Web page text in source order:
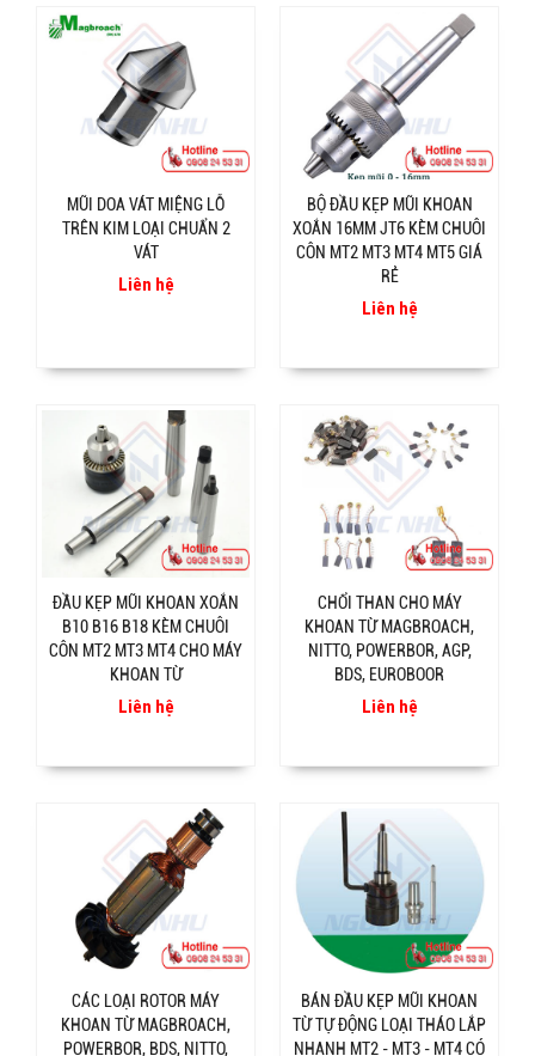
MŨI DOA VÁT MIỆNG LỖ
TRÊN KIM LOẠI CHUẨN 2
VÁT
Liên hệ
BỘ ĐẦU KẸP MŨI KHOAN
XOẮN 16MM JT6 KÈM CHUÔI
CÔN MT2 MT3 MT4 MT5 GIÁ
RẺ
Liên hệ
ĐẦU KẸP MŨI KHOAN XOẮN
B10 B16 B18 KÈM CHUÔI
CÔN MT2 MT3 MT4 CHO MÁY
KHOAN TỪ
Liên hệ
CHỔI THAN CHO MÁY
KHOAN TỪ MAGBROACH,
NITTO, POWERBOR, AGP,
BDS, EUROBOOR
Liên hệ
CÁC LOẠI ROTOR MÁY
KHOAN TỪ MAGBROACH,
POWERBOR, BDS, NITTO,
BÁN ĐẦU KẸP MŨI KHOAN
TỪ TỰ ĐỘNG LOẠI THÁO LẮP
NHANH MT2 - MT3 - MT4 CÓ